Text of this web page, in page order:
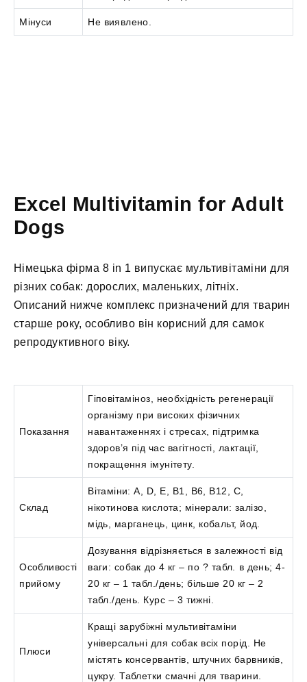
Мінуси Не виявлено.
Excel Multivitamin for Adult
Dogs
Німецька фірма 8 in 1 випускає мультивітаміни для
різних собак: дорослих, маленьких, літніх.
Описаний нижче комплекс призначений для тварин
старше року, особливо він корисний для самок
репродуктивного віку.
Показання
Гіповітаміноз, необхідність регенерації
організму при високих фізичних
навантаженнях і стресах, підтримка
здоров’я під час вагітності, лактації,
покращення імунітету.
Склад
Вітаміни: A, D, E, B1, B6, B12, C,
нікотинова кислота; мінерали: залізо,
мідь, марганець, цинк, кобальт, йод.
Особливості
прийому
Дозування відрізняється в залежності від
ваги: собак до 4 кг – по ? табл. в день; 4-
20 кг – 1 табл./день; більше 20 кг – 2
табл./день. Курс – 3 тижні.
Плюси
Кращі зарубіжні мультивітаміни
універсальні для собак всіх порід. Не
містять консервантів, штучних барвників,
цукру. Таблетки смачні для тварини.